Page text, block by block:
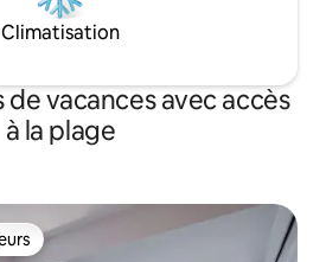
Climatisation
vacances avec accès
à la plage